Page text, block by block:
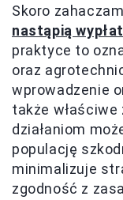
Skoro
nastąpią
praktyce to
oraz
wprowadzenie
także właściwe
działaniom
populację
minimalizuje
zgodność z